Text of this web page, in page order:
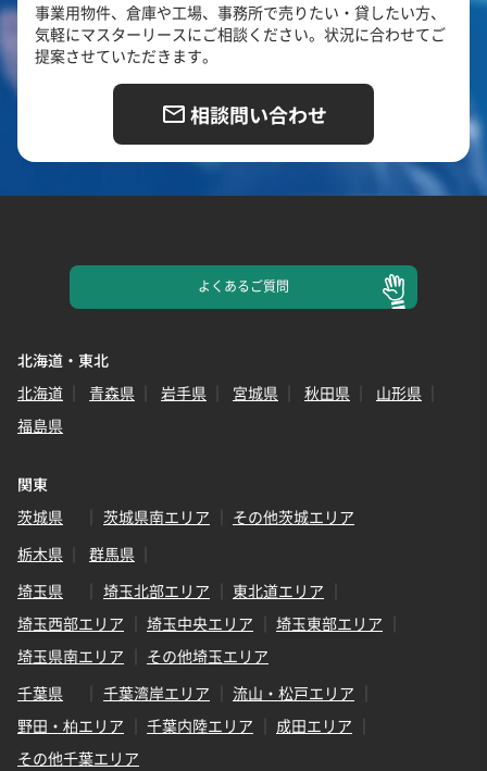
事業用物件、倉庫や工場、事務所で売りたい・貸したい方、
気軽にマスターリースにご相談ください。状況に合わせてご
提案させていただきます。
相談問い合わせ
よくあるご質問
北海道・東北
北海道
青森県 岩手県 宮城県 秋田県
山形県
福島県
関東
茨城県
茨城県南エリア
その他茨城エリア
栃木県
群馬県
埼玉県
埼玉北部エリア
東北道エリア
埼玉西部エリア
埼玉中央エリア
埼玉東部エリア
埼玉県南エリア
その他埼玉エリア
千葉県
千葉湾岸エリア
流山・松戸エリア
野田・柏エリア
千葉内陸エリア
成田エリア
その他千葉エリア